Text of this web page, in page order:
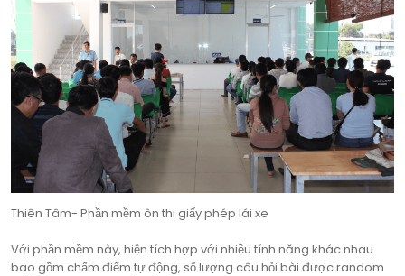
Thiên Tâm- Phần mềm ôn thi giấy phép lái xe
Với phần mềm này, hiện tích hợp với nhiều tính năng khác nhau
bao gồm chấm điểm tự động, số lượng câu hỏi bài được random